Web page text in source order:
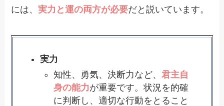
には、実力と運の両方が必要だと説いています。
実力
知性、勇気、決断力など、君主自
身の能力が重要です。状況を的確
に判断し、適切な行動をとること